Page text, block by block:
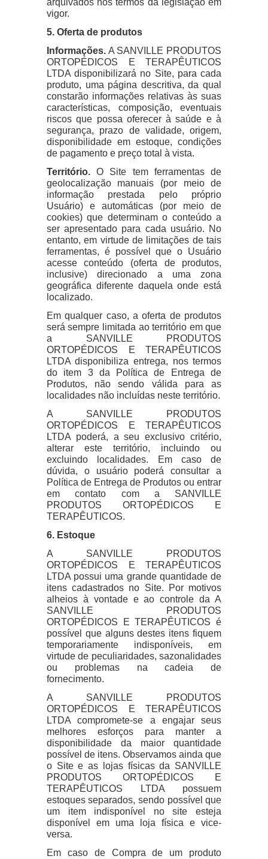
arquivados nos termos da legislação em
vigor.
5. Oferta de produtos
Informações.A SANVILLE PRODUTOS
ORTOPÉDICOS E TERAPÊUTICOS
LTDA disponibilizará no Site, para cada
produto, uma página descritiva, da qual
constarão informações relativas às suas
características, composição, eventuais
riscos que possa oferecer à saúde e à
segurança, prazo de validade, origem,
disponibilidade em estoque, condições
de pagamento e preço total à vista.
Território.O Site tem ferramentas de
geolocalização manuais (por meio de
informação prestada pelo próprio
Usuário) e automáticas (por meio de
cookies) que determinam o conteúdo a
ser apresentado para cada usuário. No
entanto, em virtude de limitações de tais
ferramentas, é possível que o Usuário
acesse conteúdo (oferta de produtos,
inclusive) direcionado a uma zona
geográfica diferente daquela onde está
localizado.
Em qualquer caso, a oferta de produtos
será sempre limitada ao território em que
a SANVILLE PRODUTOS
ORTOPÉDICOS E TERAPÊUTICOS
LTDA disponibiliza entrega, nos termos
do item 3 da Política de Entrega de
Produtos, não sendo válida para as
localidades não incluídas neste território.
A SANVILLE PRODUTOS
ORTOPÉDICOS E TERAPÊUTICOS
LTDA poderá, a seu exclusivo critério,
alterar este território, incluindo ou
excluindo localidades. Em caso de
dúvida, o usuário poderá consultar a
Política de Entrega de Produtos ou entrar
em contato com a SANVILLE
PRODUTOS ORTOPÉDICOS E
TERAPÊUTICOS.
6. Estoque
A SANVILLE PRODUTOS
ORTOPÉDICOS E TERAPÊUTICOS
LTDA possui uma grande quantidade de
itens cadastrados no Site. Por motivos
alheios à vontade e ao controle da A
SANVILLE PRODUTOS
ORTOPÉDICOS E TERAPÊUTICOS é
possível que alguns destes itens fiquem
temporariamente indisponíveis, em
virtude de peculiaridades, sazonalidades
ou problemas na cadeia de
fornecimento.
A SANVILLE PRODUTOS
ORTOPÉDICOS E TERAPÊUTICOS
LTDA compromete-se a engajar seus
melhores esforços para manter a
disponibilidade da maior quantidade
possível de itens. Observamos ainda que
o Site e as lojas físicas da SANVILLE
PRODUTOS ORTOPÉDICOS E
TERAPÊUTICOS LTDA possuem
estoques separados, sendo possível que
um item indisponível no site esteja
disponível em uma loja física e vice-
versa.
Em caso de Compra de um produto